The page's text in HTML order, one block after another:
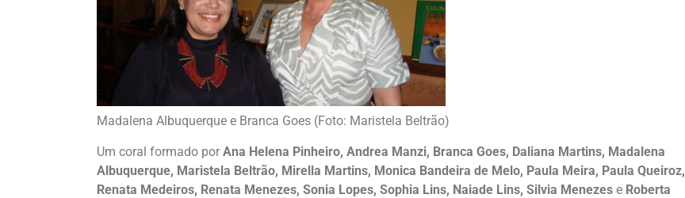
Madalena Albuquerque e Branca Goes (Foto: Maristela Beltrão)
Um coral formado por Ana Helena Pinheiro, Andrea Manzi, Branca Goes, Daliana Martins, Madalena
Albuquerque, Maristela Beltrão, Mirella Martins, Monica Bandeira de Melo, Paula Meira, Paula Queiroz,
Renata Medeiros, Renata Menezes, Sonia Lopes, Sophia Lins, Naiade Lins, Silvia Menezes e Roberta